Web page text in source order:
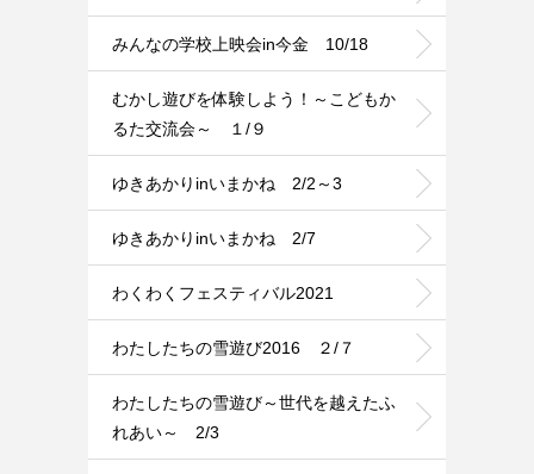
みんなの学校上映会in今金 10/18
むかし遊びを体験しよう！～こどもか
るた交流会～ １/９
ゆきあかりinいまかね 2/2～3
ゆきあかりinいまかね 2/7
わくわくフェスティバル2021
わたしたちの雪遊び2016 ２/７
わたしたちの雪遊び～世代を越えたふ
れあい～ 2/3